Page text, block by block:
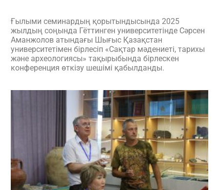
Ғылыми семинардың қорытындысында 2025
жылдың соңында Гёттинген университетінде Сәрсен
Аманжолов атындағы Шығыс Қазақстан
университетімен бірлесіп «Сақтар мәдениеті, тарихы
және археологиясы» тақырыбында бірлескен
конференция өткізу шешімі қабылданды.